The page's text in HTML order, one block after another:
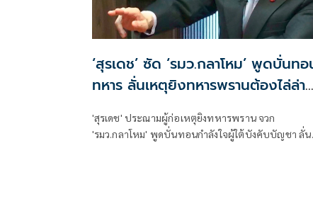
‘สุรเดช’ ซัด ‘รมว.กลาโหม’ พูดบั่นท
ทหาร ลั่นเหตุยิงทหารพรานต้องไล่ล่า
'สุรเดช' ประณามผู้ก่อเหตุยิงทหารพราน จวก
'รมว.กลาโหม' พูดบั่นทอนกำลังใจผู้ใต้บังคับบัญชา ลั่น